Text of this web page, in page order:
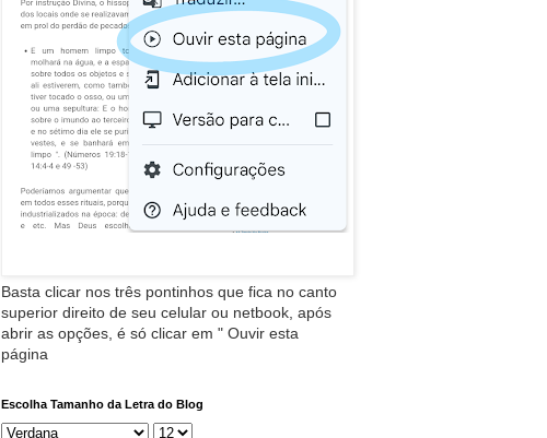
Basta clicar nos três pontinhos que fica no canto
superior direito de seu celular ou netbook, após
abrir as opções, é só clicar em " Ouvir esta
página
Escolha Tamanho da Letra do Blog